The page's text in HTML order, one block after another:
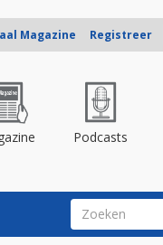
Magazine Registreer
Podcasts
ZOEKVELD